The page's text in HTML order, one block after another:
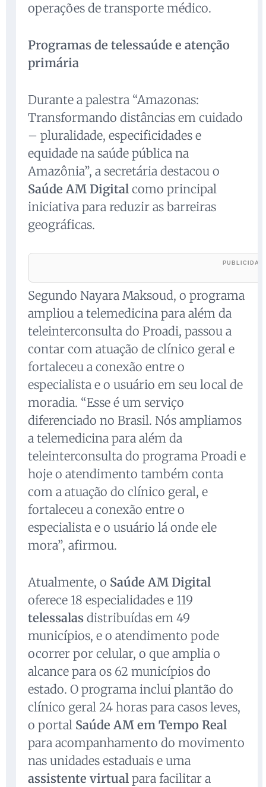
operações de transporte médico.
Programas de telessaúde e atenção
primária
Durante a palestra “Amazonas:
Transformando distâncias em cuidado
– pluralidade, especificidades e
equidade na saúde pública na
Amazônia”, a secretária destacou o
Saúde AM Digital como principal
iniciativa para reduzir as barreiras
geográficas.
Segundo Nayara Maksoud, o programa
ampliou a telemedicina para além da
teleinterconsulta do Proadi, passou a
contar com atuação de clínico geral e
fortaleceu a conexão entre o
especialista e o usuário em seu local de
moradia. “Esse é um serviço
diferenciado no Brasil. Nós ampliamos
a telemedicina para além da
teleinterconsulta do programa Proadi e
hoje o atendimento também conta
com a atuação do clínico geral, e
fortaleceu a conexão entre o
especialista e o usuário lá onde ele
mora”, afirmou.
Atualmente, o Saúde AM Digital
oferece 18 especialidades e 119
telessalas distribuídas em 49
municípios, e o atendimento pode
ocorrer por celular, o que amplia o
alcance para os 62 municípios do
estado. O programa inclui plantão do
clínico geral 24 horas para casos leves,
o portal Saúde AM em Tempo Real
para acompanhamento do movimento
nas unidades estaduais e uma
assistente virtual para facilitar a